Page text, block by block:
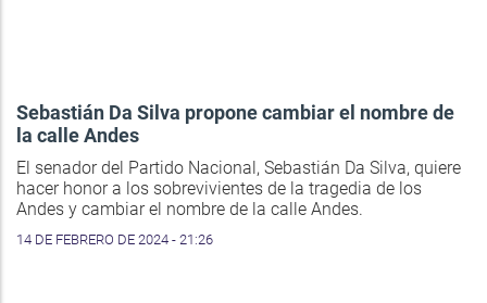
Sebastián Da Silva propone cambiar el nombre de
la calle Andes
El senador del Partido Nacional, Sebastián Da Silva, quiere
hacer honor a los sobrevivientes de la tragedia de los
Andes y cambiar el nombre de la calle Andes.
14 DE FEBRERO DE 2024 - 21:26